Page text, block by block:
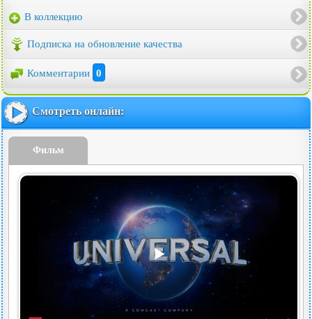
В коллекцию
Подписка на обновление качества
Комментарии 0
Смотреть онлайн:
Фильм